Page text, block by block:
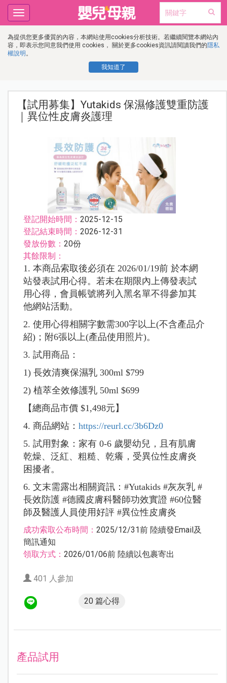
為提供您更多優質的內容，本網站使用cookies分析技術。若繼續閱覽本網站內
容，即表示您同意我們使用 cookies， 關於更多cookies資訊請閱讀我們的隱私
權說明 。
我知道了
Toggle
navigation
【試用募集】Yutakids 保濕修護雙重防護
｜異位性皮膚炎護理
登記開始時間： 2025-12-15
登記結束時間： 2026-12-31
發放份數： 20份
其餘限制：
1. 本商品索取後必須在 2026/01/19前 於本網
站發表試用心得。若未在期限內上傳發表試
用心得，會員帳號將列入黑名單不得參加其
他網站活動。
2. 使用心得相關字數需300字以上(不含產品介
紹)；附6張以上(產品使用照片)。
3. 試用商品：
1) 長效清爽保濕乳 300ml $799
2) 植萃全效修護乳 50ml $699
【總商品市價 $1,498元】
4. 商品網站： https://reurl.cc/3b6Dz0
5. 試用對象：家有 0-6 歲嬰幼兒，且有肌膚
乾燥、泛紅、粗糙、乾癢， 受異位性皮膚炎
困擾者。
6. 文末需露出相關資訊： #Yutakids #灰灰乳 #
長效防護 #德國皮膚科醫師功效實證 #60位醫
師及醫護人員使用好評 #異位性皮膚炎
成功索取公布時間： 2025/12/31前 陸續發Email及
簡訊通知
領取方式： 2026/01/06前 陸續以包裹寄出
401 人參加
20 篇心得
產品試用